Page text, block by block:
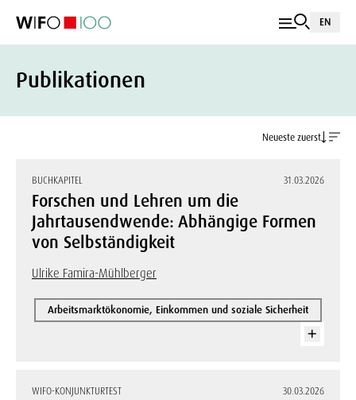
EN
Publikationen
Neueste zuerst
BUCHKAPITEL 31.03.2026
Forschen und Lehren um die
Jahrtausendwende: Abhängige Formen
von Selbständigkeit
Ulrike Famira-Mühlberger
Arbeitsmarktökonomie, Einkommen und soziale Sicherheit
WIFO-KONJUNKTURTEST 30.03.2026